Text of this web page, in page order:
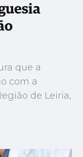
que a
com a
de Leiria,